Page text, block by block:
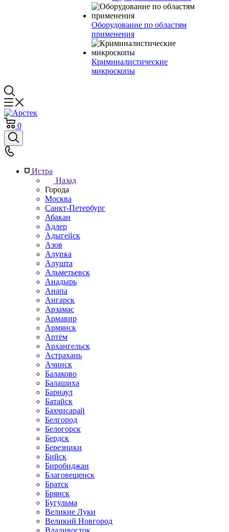
Оборудование по областям
применения
Криминалистические
микроскопы
0
Истра
Назад
Города
Москва
Санкт-Петербург
Абакан
Адлер
Адыгейск
Азов
Алупка
Алушта
Альметьевск
Анадырь
Анапа
Ангарск
Арзамас
Армавир
Армянск
Артём
Архангельск
Астрахань
Ачинск
Балаково
Балашиха
Барнаул
Батайск
Бахчисарай
Белгород
Белогорск
Бердск
Березники
Бийск
Биробиджан
Благовещенск
Братск
Брянск
Бугульма
Великие Луки
Великий Новгород
Владивосток